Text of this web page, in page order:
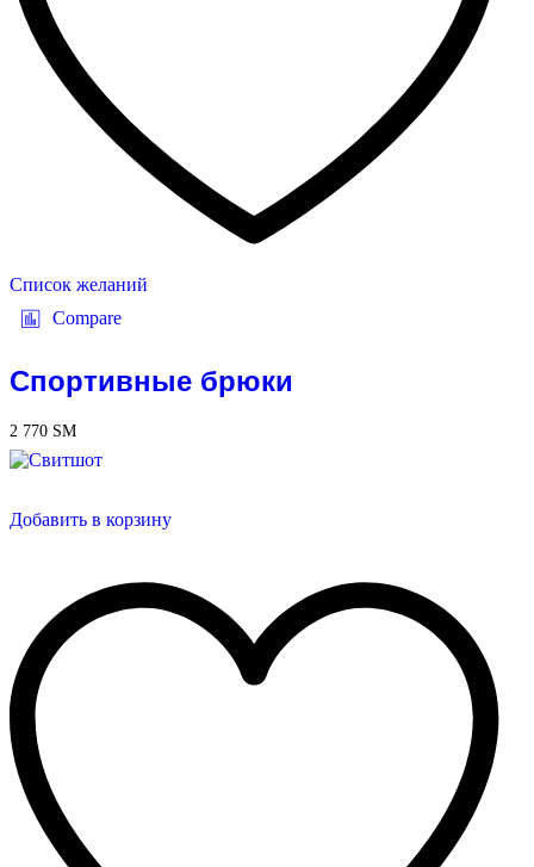
Список желаний
Compare
Спортивные брюки
2 770 ЅМ
Добавить в корзину